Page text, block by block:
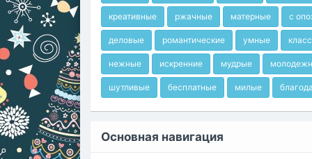
креативные ржачные матерные с
деловые романтические умные
нежные искренние мудрые
шутливые бесплатные милые
Основная навигация